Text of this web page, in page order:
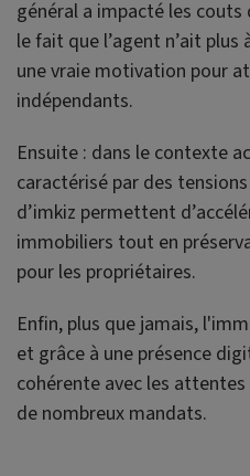
général a impacté les
le fait que l’agent n’ait plus
une vraie motivation pour
indépendants.
Ensuite : dans le contexte
caractérisé par des
d’imkiz permettent
immobiliers tout en
pour les propriétaires.
Enfin, plus que jamais,
et grâce à une présence
cohérente avec les
de nombreux mandats.